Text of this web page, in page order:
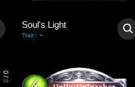
Soul's Light
Trait : -
0
/
3